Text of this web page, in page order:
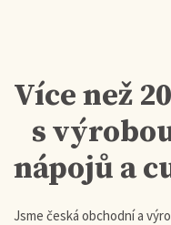
Více než
s
nápojů a
Jsme česká obchodní a